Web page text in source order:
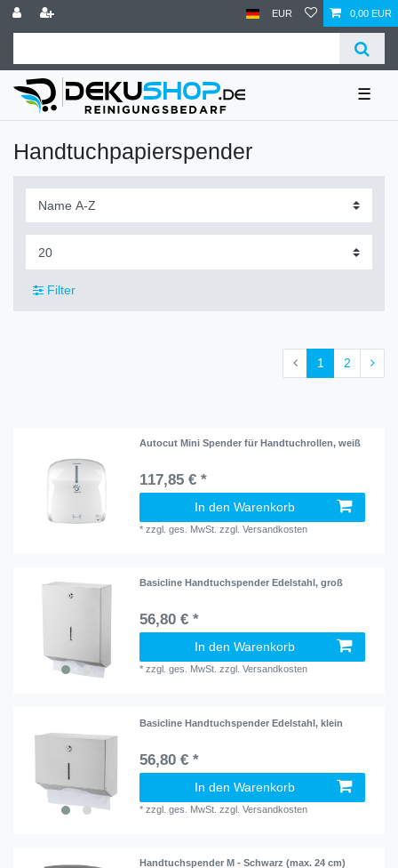
EUR 0,00 EUR
☰
Handtuchpapierspender
Filter
1 2
Autocut Mini Spender für Handtuchrollen, weiß
117,85 € *
In den Warenkorb
*zzgl. ges. MwSt. zzgl.Versandkosten
Basicline Handtuchspender Edelstahl, groß
56,80 € *
In den Warenkorb
*zzgl. ges. MwSt. zzgl.Versandkosten
Basicline Handtuchspender Edelstahl, klein
56,80 € *
In den Warenkorb
*zzgl. ges. MwSt. zzgl.Versandkosten
Handtuchspender M - Schwarz (max. 24 cm)